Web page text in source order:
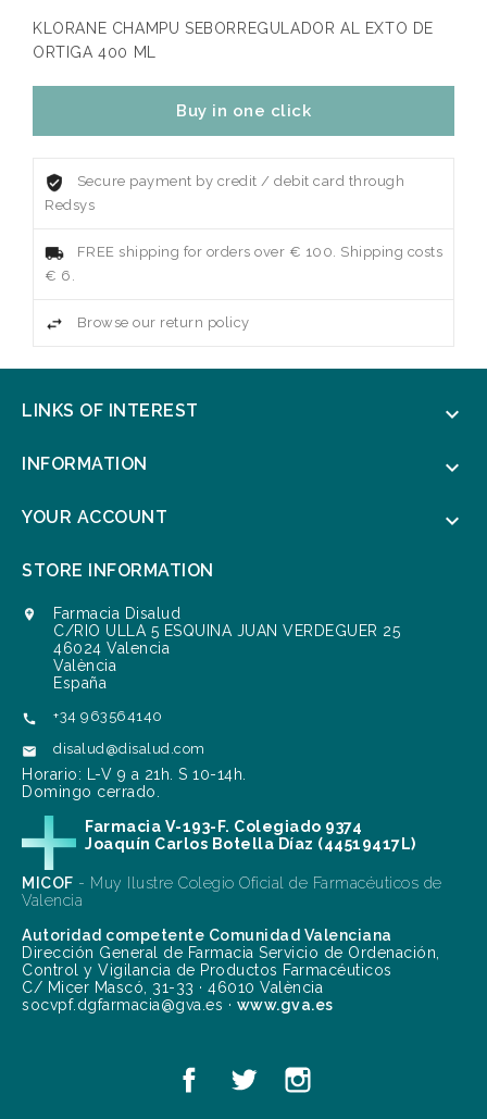
KLORANE CHAMPU SEBORREGULADOR AL EXTO DE
ORTIGA 400 ML
Buy in one click
Secure payment by credit / debit card through
Redsys
FREE shipping for orders over € 100. Shipping costs
€ 6.
Browse our return policy
LINKS OF INTEREST 
INFORMATION 
YOUR ACCOUNT 
STORE INFORMATION

Farmacia Disalud
C/RIO ULLA 5 ESQUINA JUAN VERDEGUER 25
46024 Valencia
València
España
 +34 963564140
 disalud@disalud.com
Horario: L-V 9 a 21h. S 10-14h.
Domingo cerrado.
Farmacia V-193-F. Colegiado 9374
Joaquín Carlos Botella Díaz (44519417L)
MICOF - Muy Ilustre Colegio Oficial de Farmacéuticos de
Valencia
Autoridad competente Comunidad Valenciana
Dirección General de Farmacia Servicio de Ordenación,
Control y Vigilancia de Productos Farmacéuticos
C/ Micer Mascó, 31-33 · 46010 València
socvpf.dgfarmacia@gva.es · www.gva.es